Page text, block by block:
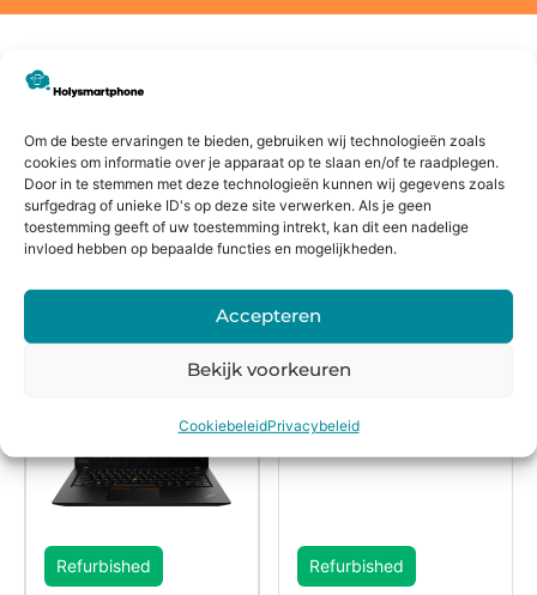
Om de beste ervaringen te bieden, gebruiken wij technologieën zoals
cookies om informatie over je apparaat op te slaan en/of te raadplegen.
Door in te stemmen met deze technologieën kunnen wij gegevens zoals
surfgedrag of unieke ID's op deze site verwerken. Als je geen
toestemming geeft of uw toestemming intrekt, kan dit een nadelige
invloed hebben op bepaalde functies en mogelijkheden.
Accepteren
Bekijk voorkeuren
CookiebeleidPrivacybeleid
Voor
16:00
besteld,
morgen
in huis*
bedenkte
rmijn
winkel
el
keurmerk
Alternatieven
Refurbished Refurbished